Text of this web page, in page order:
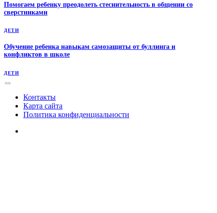
Помогаем ребенку преодолеть стеснительность в общении со
сверстниками
ДЕТИ
Обучение ребенка навыкам самозащиты от буллинга и
конфликтов в школе
ДЕТИ
Контакты
Карта сайта
Политика конфиденциальности